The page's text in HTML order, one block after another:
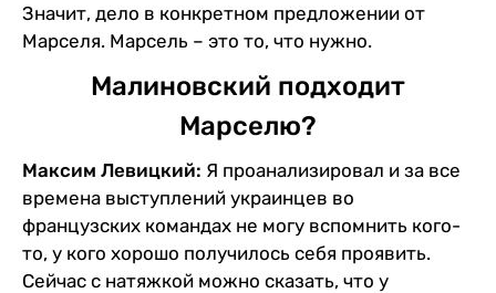
Значит, дело в конкретном предложении от
Марселя. Марсель – это то, что нужно.
Малиновский подходит
Марселю?
Максим Левицкий: Я проанализировал и за все
времена выступлений украинцев во
французских командах не могу вспомнить кого-
то, у кого хорошо получилось себя проявить.
Сейчас с натяжкой можно сказать, что у